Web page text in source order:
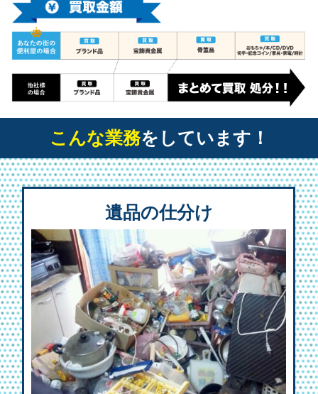
こんな業務をしています！
遺品の仕分け